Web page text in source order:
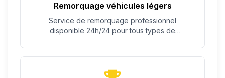
Remorquage véhicules légers
Service de remorquage professionnel
disponible 24h/24 pour tous types de